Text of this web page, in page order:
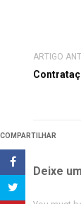
COMPARTILHAR
ARTIGO
Deixe